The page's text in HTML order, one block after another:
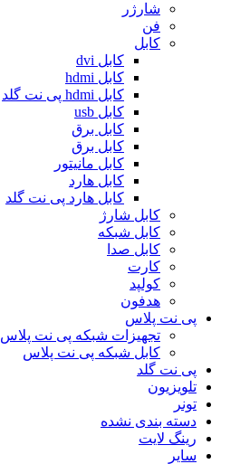
شارژر
فن
کابل
کابل dvi
کابل hdmi
کابل hdmi پی نت گلد
کابل usb
کابل برق
کابل برق
کابل مانیتور
کابل هارد
کابل هارد پی نت گلد
کابل شارژ
کابل شبکه
کابل صدا
کارت
کولپد
هدفون
پی نت پلاس
تجهیزات شبکه پی نت پلاس
کابل شبکه پی نت پلاس
پی نت گلد
تلویزیون
تونر
دسته بندی نشده
رینگ لایت
سایر